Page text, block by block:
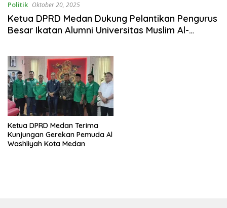
Politik Oktober 20, 2025
Ketua DPRD Medan Dukung Pelantikan Pengurus
Besar Ikatan Alumni Universitas Muslim Al-
Ketua DPRD Medan Terima
Kunjungan Gerekan Pemuda Al
Washliyah Kota Medan